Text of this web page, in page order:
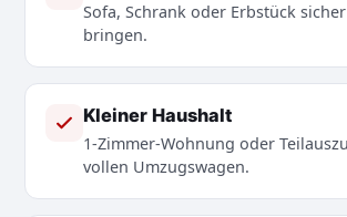
Sofa, Schrank oder Erbstück
bringen.
Kleiner Haushalt
1-Zimmer-Wohnung oder
vollen Umzugswagen.